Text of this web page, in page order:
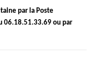
par la Poste
06.18.51.33.69 ou par